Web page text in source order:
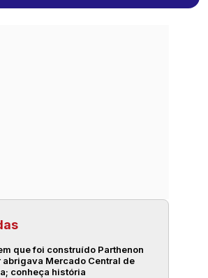
que foi construído Parthenon
abrigava Mercado Central de
conheça história